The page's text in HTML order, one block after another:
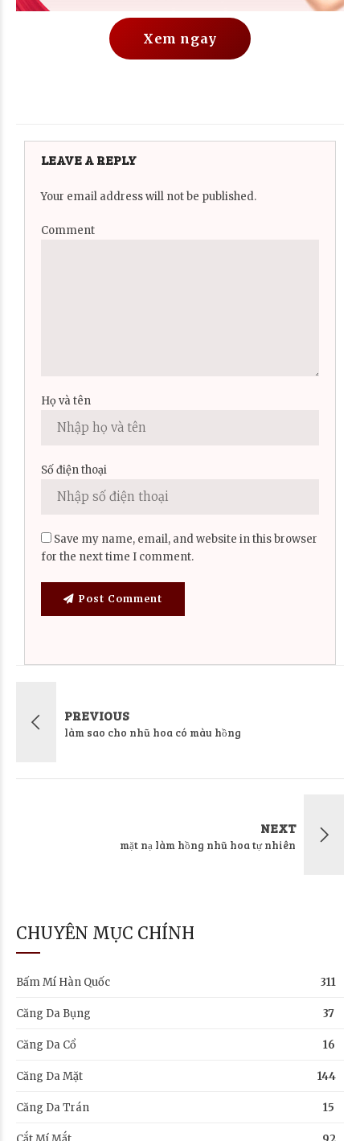
Xem ngay
LEAVE A REPLY
Your email address will not be published.
Comment
Họ và tên
Số điện thoại
Save my name, email, and website in this browser
for the next time I comment.
Post Comment
PREVIOUS
làm sao cho nhũ hoa có màu hồng
NEXT
mặt nạ làm hồng nhũ hoa tự nhiên
CHUYÊN MỤC CHÍNH
Bấm Mí Hàn Quốc 311
Căng Da Bụng 37
Căng Da Cổ 16
Căng Da Mặt 144
Căng Da Trán 15